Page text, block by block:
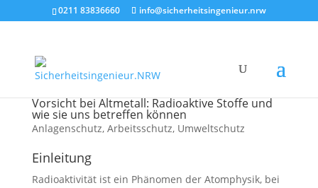
0211 83836660 info@sicherheitsingenieur.nrw
Vorsicht bei Altmetall: Radioaktive Stoffe und
wie sie uns betreffen können
Anlagenschutz, Arbeitsschutz, Umweltschutz
Einleitung
Radioaktivität ist ein Phänomen der Atomphysik, bei